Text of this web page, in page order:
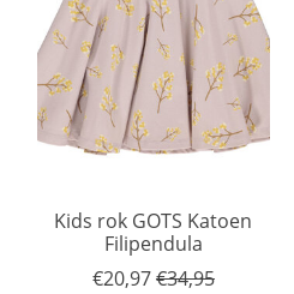
Kids rok GOTS Katoen
Filipendula
€20,97€34,95